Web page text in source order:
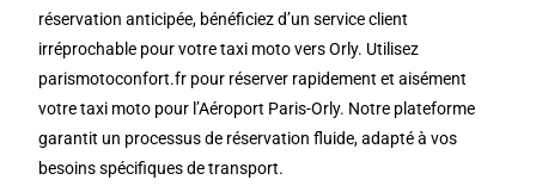
réservation anticipée, bénéficiez d’un service client
irréprochable pour votre taxi moto vers Orly. Utilisez
parismotoconfort.fr pour réserver rapidement et aisément
votre taxi moto pour l’Aéroport Paris-Orly. Notre plateforme
garantit un processus de réservation fluide, adapté à vos
besoins spécifiques de transport.